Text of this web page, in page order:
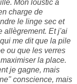
Mon loustic a
charge de
le linge sec et
allègrement. Et j'ai
me dit que la pile
ou que les verres
la place.
je gagne, mais
conscience, mais